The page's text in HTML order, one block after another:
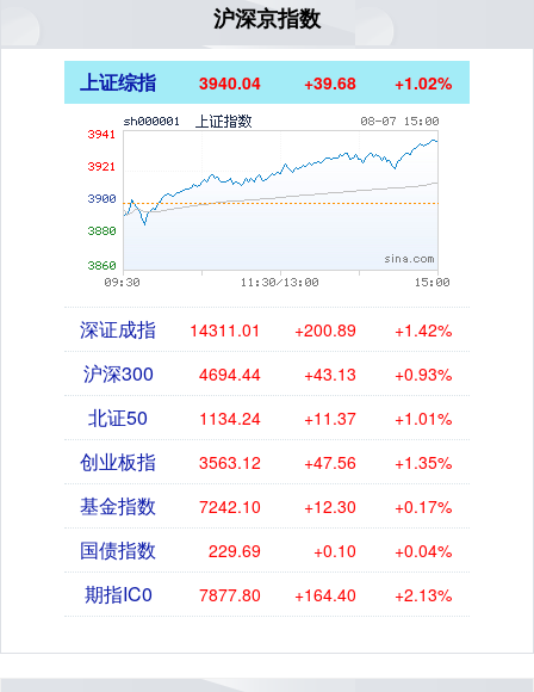
沪深京指数
上证综指 3940.04 +39.68 +1.02%
深证成指 14311.01 +200.89 +1.42%
沪深300 4694.44 +43.13 +0.93%
北证50 1134.24 +11.37 +1.01%
创业板指 3563.12 +47.56 +1.35%
基金指数 7242.10 +12.30 +0.17%
国债指数 229.69 +0.10 +0.04%
期指IC0 7877.80 +164.40 +2.13%